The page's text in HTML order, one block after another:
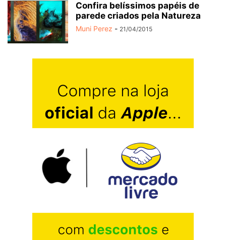
Confira belíssimos papéis de
parede criados pela Natureza
Muni Perez - 21/04/2015